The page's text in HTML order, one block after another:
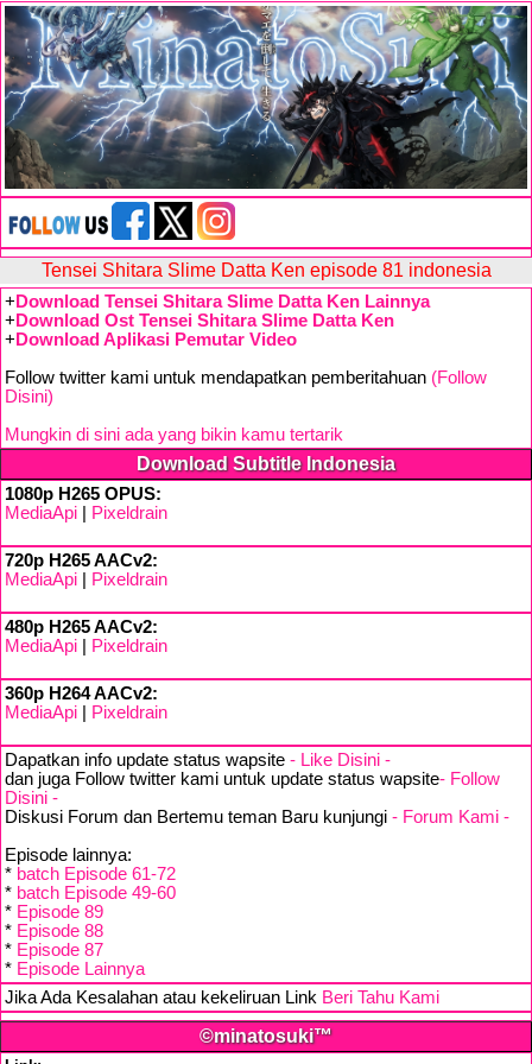
Tensei Shitara Slime Datta Ken episode 81 indonesia
+ Download Tensei Shitara Slime Datta Ken Lainnya
+ Download Ost Tensei Shitara Slime Datta Ken
+ Download Aplikasi Pemutar Video
Follow twitter kami untuk mendapatkan pemberitahuan (Follow
Disini)
Mungkin di sini ada yang bikin kamu tertarik
Download Subtitle Indonesia
1080p H265 OPUS:
MediaApi
Pixeldrain
720p H265 AACv2:
MediaApi
Pixeldrain
480p H265 AACv2:
MediaApi
Pixeldrain
360p H264 AACv2:
MediaApi
Pixeldrain
Dapatkan info update status wapsite - Like Disini -
dan juga Follow twitter kami untuk update status wapsite- Follow
Disini -
Diskusi Forum dan Bertemu teman Baru kunjungi - Forum Kami -
Episode lainnya:
* batch Episode 61-72
* batch Episode 49-60
* Episode 89
* Episode 88
* Episode 87
* Episode Lainnya
Jika Ada Kesalahan atau kekeliruan Link Beri Tahu Kami
©minatosuki™